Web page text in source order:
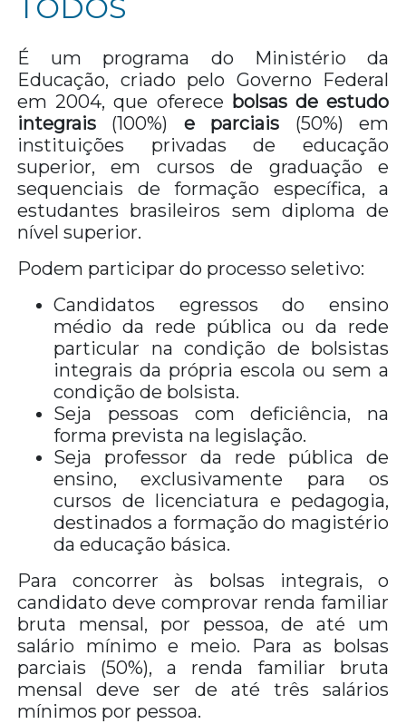
TODOS
É um programa do Ministério da
Educação, criado pelo Governo Federal
em 2004, que oferece bolsas de estudo
integrais (100%) e parciais (50%) em
instituições privadas de educação
superior, em cursos de graduação e
sequenciais de formação específica, a
estudantes brasileiros sem diploma de
nível superior.
Podem participar do processo seletivo:
Candidatos egressos do ensino
médio da rede pública ou da rede
particular na condição de bolsistas
integrais da própria escola ou sem a
condição de bolsista.
Seja pessoas com deficiência, na
forma prevista na legislação.
Seja professor da rede pública de
ensino, exclusivamente para os
cursos de licenciatura e pedagogia,
destinados a formação do magistério
da educação básica.
Para concorrer às bolsas integrais, o
candidato deve comprovar renda familiar
bruta mensal, por pessoa, de até um
salário mínimo e meio. Para as bolsas
parciais (50%), a renda familiar bruta
mensal deve ser de até três salários
mínimos por pessoa.